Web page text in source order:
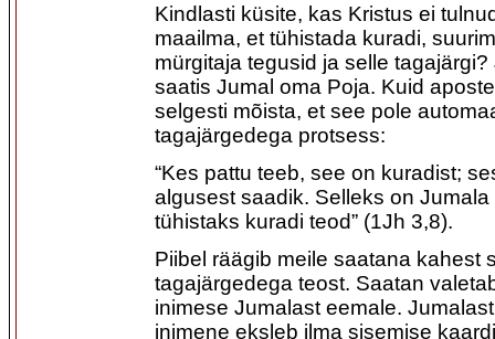
Kindlasti küsite, kas Kristus ei
maailma, et tühistada kuradi,
mürgitaja tegusid ja selle
saatis Jumal oma Poja. Kuid
selgesti mõista, et see pole
tagajärgedega protsess:
“Kes pattu teeb, see on kuradist;
algusest saadik. Selleks on
tühistaks kuradi teod” (1Jh 3,8).
Piibel räägib meile saatana kahest
tagajärgedega teost. Saatan
inimese Jumalast eemale.
inimene eksleb ilma sisemise